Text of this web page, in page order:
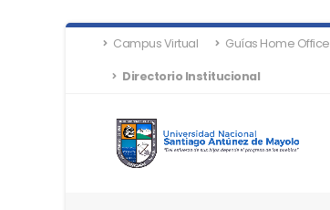
Campus Virtual Guías Home Office
Directorio Institucional